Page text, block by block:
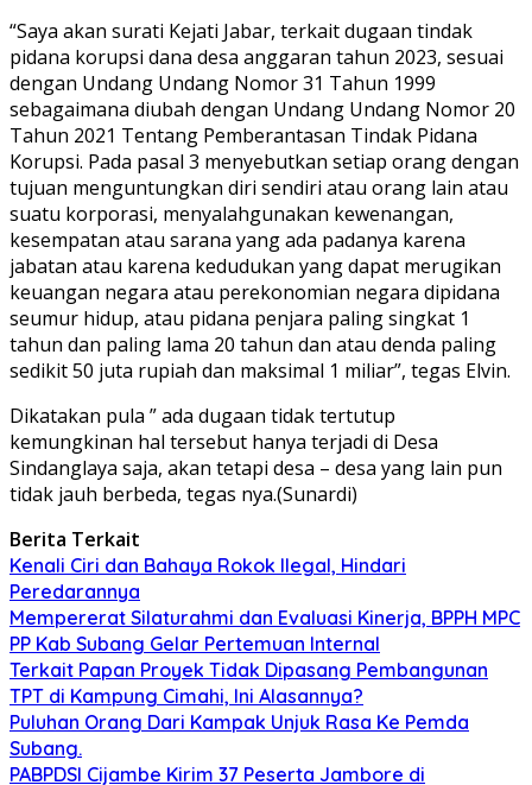
“Saya akan surati Kejati Jabar, terkait dugaan tindak
pidana korupsi dana desa anggaran tahun 2023, sesuai
dengan Undang Undang Nomor 31 Tahun 1999
sebagaimana diubah dengan Undang Undang Nomor 20
Tahun 2021 Tentang Pemberantasan Tindak Pidana
Korupsi. Pada pasal 3 menyebutkan setiap orang dengan
tujuan menguntungkan diri sendiri atau orang lain atau
suatu korporasi, menyalahgunakan kewenangan,
kesempatan atau sarana yang ada padanya karena
jabatan atau karena kedudukan yang dapat merugikan
keuangan negara atau perekonomian negara dipidana
seumur hidup, atau pidana penjara paling singkat 1
tahun dan paling lama 20 tahun dan atau denda paling
sedikit 50 juta rupiah dan maksimal 1 miliar”, tegas Elvin.
Dikatakan pula ” ada dugaan tidak tertutup
kemungkinan hal tersebut hanya terjadi di Desa
Sindanglaya saja, akan tetapi desa – desa yang lain pun
tidak jauh berbeda, tegas nya.(Sunardi)
Berita Terkait
Kenali Ciri dan Bahaya Rokok Ilegal, Hindari
Peredarannya
Mempererat Silaturahmi dan Evaluasi Kinerja, BPPH MPC
PP Kab Subang Gelar Pertemuan Internal
Terkait Papan Proyek Tidak Dipasang Pembangunan
TPT di Kampung Cimahi, Ini Alasannya?
Puluhan Orang Dari Kampak Unjuk Rasa Ke Pemda
Subang.
PABPDSI Cijambe Kirim 37 Peserta Jambore di